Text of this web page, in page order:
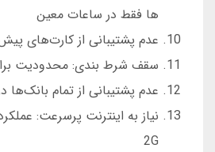
ها فقط در ساعات معین
عدم پشتیبانی از کارت‌های
سقف شرط بندی: محدودیت
عدم پشتیبانی از تمام بانک‌ها
نیاز به اینترنت پرسرعت:
2G